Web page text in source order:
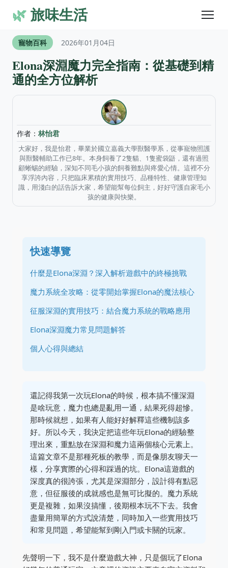
🌿旅味生活
寵物百科 2026年01月04日
Elona深淵魔力完全指南：從基礎到精
通的全方位解析
作者： 林怡君
大家好，我是怡君，畢業於國立嘉義大學獸醫學系，從事寵物照護
與獸醫輔助工作已8年。本身飼養了2隻貓、1隻蜜袋鼯，還有過照
顧蜥蜴的經驗，深知不同毛小孩的飼養難點與疼愛心情。這裡不分
享浮誇內容，只把臨床累積的實用技巧、品種特性、健康管理知
識，用淺白的話告訴大家，希望能幫每位飼主，好好守護自家毛小
孩的健康與快樂。
快速導覽
什麼是Elona深淵？深入解析遊戲中的終極挑戰
魔力系統全攻略：從零開始掌握Elona的魔法核心
征服深淵的實用技巧：結合魔力系統的戰略應用
Elona深淵魔力常見問題解答
個人心得與總結
還記得我第一次玩Elona的時候，根本搞不懂深淵
是啥玩意，魔力也總是亂用一通，結果死得超慘。
那時候就想，如果有人能好好解釋這些機制該多
好。所以今天，我決定把這些年玩Elona的經驗整
理出來，重點放在深淵和魔力這兩個核心元素上。
這篇文章不是那種死板的教學，而是像朋友聊天一
樣，分享實際的心得和踩過的坑。Elona這遊戲的
深度真的很誇張，尤其是深淵部分，設計得有點惡
意，但征服後的成就感也是無可比擬的。魔力系統
更是複雜，如果沒搞懂，後期根本玩不下去。我會
盡量用簡單的方式說清楚，同時加入一些實用技巧
和常見問題，希望能幫到剛入門或卡關的玩家。
先聲明一下，我不是什麼遊戲大神，只是個玩了Elona